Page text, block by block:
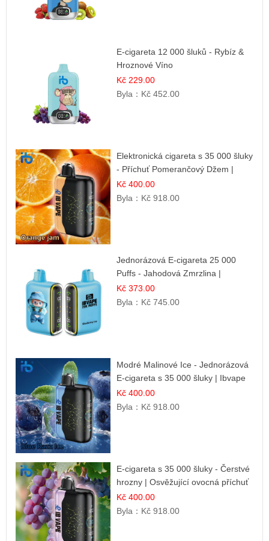
E-cigareta 12 000 šluků - Rybíz &
Hroznové Víno
Kč 229.00
Byla： Kč 452.00
Elektronická cigareta s 35 000 šluky
- Příchuť Pomerančový Džem |
Dlouhotrvající zážitek
Kč 400.00
Byla： Kč 918.00
Jednorázová E-cigareta 25 000
Puffs - Jahodová Zmrzlina |
Krémová sladká příchuť
Kč 373.00
Byla： Kč 745.00
Modré Malinové Ice - Jednorázová
E-cigareta s 35 000 šluky | Ibvape
Kč 400.00
Byla： Kč 918.00
E-cigareta s 35 000 šluky - Čerstvé
hrozny | Osvěžující ovocná příchuť
Kč 400.00
Byla： Kč 918.00